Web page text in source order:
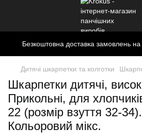
Безкоштовна доставка замовлень на
Дитячі шкарпетки та колготки
Шкарпетки дитячі,
Прикольні, для
22 (розмір взуття 32-
Кольоровий мікс.